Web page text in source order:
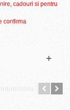
cadouri si pentru
confirma